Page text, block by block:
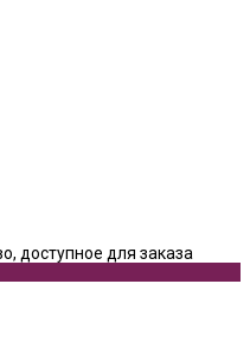
доступное для заказа